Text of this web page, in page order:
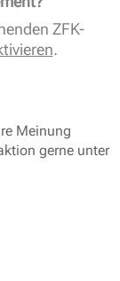
ZFK-
.
Meinung
gerne unter